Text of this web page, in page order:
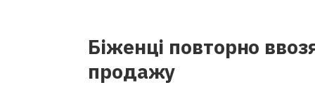
Біженці повторно
продажу